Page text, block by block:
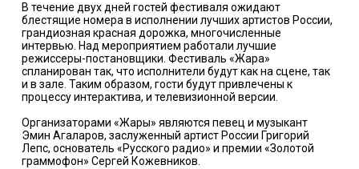
В течение двух дней гостей фестиваля ожидают
блестящие номера в исполнении лучших артистов России,
грандиозная красная дорожка, многочисленные
интервью. Над мероприятием работали лучшие
режиссеры-постановщики. Фестиваль «Жара»
спланирован так, что исполнители будут как на сцене, так
и в зале. Таким образом, гости будут привлечены к
процессу интерактива, и телевизионной версии.
Организаторами «Жары» являются певец и музыкант
Эмин Агаларов, заслуженный артист России Григорий
Лепс, основатель «Русского радио» и премии «Золотой
граммофон» Сергей Кожевников.